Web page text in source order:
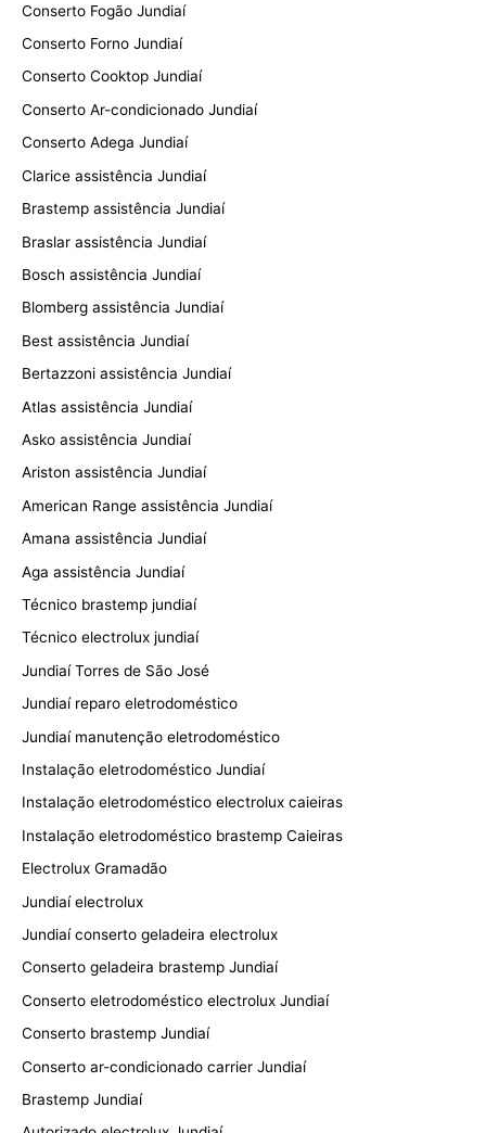
Conserto Fogão Jundiaí
Conserto Forno Jundiaí
Conserto Cooktop Jundiaí
Conserto Ar-condicionado Jundiaí
Conserto Adega Jundiaí
Clarice assistência Jundiaí
Brastemp assistência Jundiaí
Braslar assistência Jundiaí
Bosch assistência Jundiaí
Blomberg assistência Jundiaí
Best assistência Jundiaí
Bertazzoni assistência Jundiaí
Atlas assistência Jundiaí
Asko assistência Jundiaí
Ariston assistência Jundiaí
American Range assistência Jundiaí
Amana assistência Jundiaí
Aga assistência Jundiaí
Técnico brastemp jundiaí
Técnico electrolux jundiaí
Jundiaí Torres de São José
Jundiaí reparo eletrodoméstico
Jundiaí manutenção eletrodoméstico
Instalação eletrodoméstico Jundiaí
Instalação eletrodoméstico electrolux caieiras
Instalação eletrodoméstico brastemp Caieiras
Electrolux Gramadão
Jundiaí electrolux
Jundiaí conserto geladeira electrolux
Conserto geladeira brastemp Jundiaí
Conserto eletrodoméstico electrolux Jundiaí
Conserto brastemp Jundiaí
Conserto ar-condicionado carrier Jundiaí
Brastemp Jundiaí